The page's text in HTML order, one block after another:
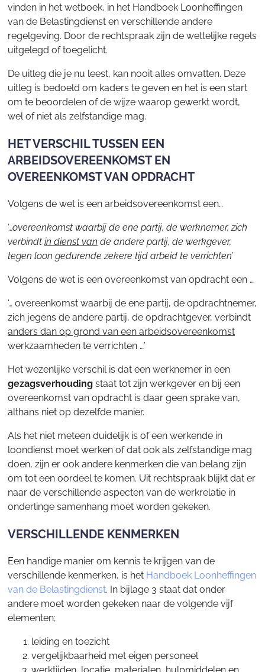
vinden in het wetboek, in het Handboek Loonheffingen
van de Belastingdienst en verschillende andere
regelgeving. Door de rechtspraak zijn de wettelijke regels
uitgelegd of toegelicht.
De uitleg die je nu leest, kan nooit alles omvatten. Deze
uitleg is bedoeld om kaders te geven en het is een start
om te beoordelen of de wijze waarop gewerkt wordt,
wel of niet als zelfstandige mag.
HET VERSCHIL TUSSEN EEN
ARBEIDSOVEREENKOMST EN
OVEREENKOMST VAN OPDRACHT
Volgens de wet is een arbeidsovereenkomst een…
‘…overeenkomst waarbij de ene partij, de werknemer, zich
verbindt in dienst van de andere partij, de werkgever,
tegen loon gedurende zekere tijd arbeid te verrichten’
Volgens de wet is een overeenkomst van opdracht een …
‘… overeenkomst waarbij de ene partij, de opdrachtnemer,
zich jegens de andere partij, de opdrachtgever, verbindt
anders dan op grond van een arbeidsovereenkomst
werkzaamheden te verrichten …’
Het wezenlijke verschil is dat een werknemer in een
gezagsverhoudingstaat tot zijn werkgever en bij een
overeenkomst van opdracht is daar geen sprake van,
althans niet op dezelfde manier.
Als het niet meteen duidelijk is of een werkende in
loondienst moet werken of dat ook als zelfstandige mag
doen, zijn er ook andere kenmerken die van belang zijn
om tot een oordeel te komen. Uit rechtspraak blijkt dat er
naar de verschillende aspecten van de werkrelatie in
onderlinge samenhang moet worden gekeken.
VERSCHILLENDE KENMERKEN
Een handige manier om kennis te krijgen van de
verschillende kenmerken, is het Handboek Loonheffingen
van de Belastingdienst. In bijlage 3 staat dat onder
andere moet worden gekeken naar de volgende vijf
elementen;
leiding en toezicht
vergelijkbaarheid met eigen personeel